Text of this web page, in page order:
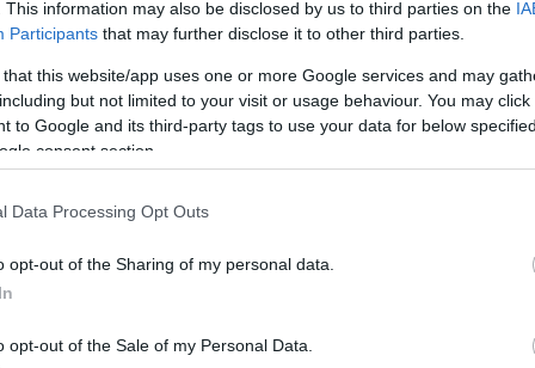
This information may also be disclosed by us to third parties on the
Participants that may further disclose it to other third parties.
that this website/app uses one or more Google services and may
but not limited to your visit or usage behaviour. You may
to Google and its third-party tags to use your data for below
consent section.
Data Processing Opt Outs
opt-out of the Sharing of my personal data.
opt-out of the Sale of my Personal Data.
azért bírálta, mert az megszüntette „az emberek egymás
szorgalmazott, ahol „az emberek közösségei ismerik
közösségek tagjai fölismerik, hogy mennyi mindennel adósai
modern elválasztását is, ahol az erkölcs a magánszférához
szabadság a közszférához. Számára „a modernitás ígérete,
gyakorlatoktól, mindössze annyit jelentett, hogy ezen túl
cselekvők hatásainak lesznek kitéve”. Megkérdőjelezte a
s ragaszkodott hozzá, hogy a modernizáció erkölcsi
az általa esetlegesen biztosított újfajta autonómia költségeibe.
nem-gazdasági szükségletre is”.[Abdullahi An-Na’im: Religion and
Society 2002, Oxford University Press, 2002. pp. 55-77.)]
nem kell más, csak hogy a jó emberek ne tegyenek semmit."